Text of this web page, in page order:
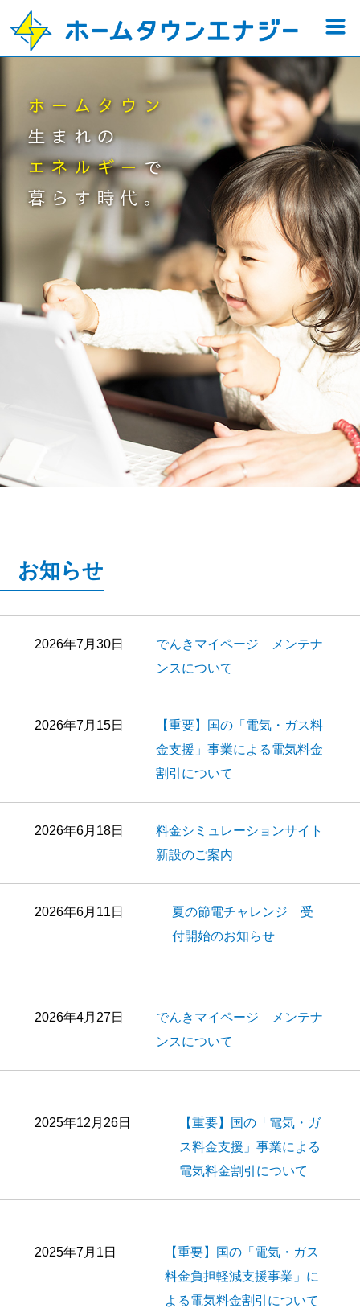
お知らせ
2026年7月30日
でんきマイページ メンテナ
ンスについて
2026年7月15日
【重要】国の「電気・ガス料
金支援」事業による電気料金
割引について
2026年6月18日
料金シミュレーションサイト
新設のご案内
2026年6月11日
夏の節電チャレンジ 受
付開始のお知らせ
2026年4月27日
でんきマイページ メンテナ
ンスについて
2025年12月26日
【重要】国の「電気・ガ
ス料金支援」事業による
電気料金割引について
2025年7月1日
【重要】国の「電気・ガス
料金負担軽減支援事業」に
よる電気料金割引について